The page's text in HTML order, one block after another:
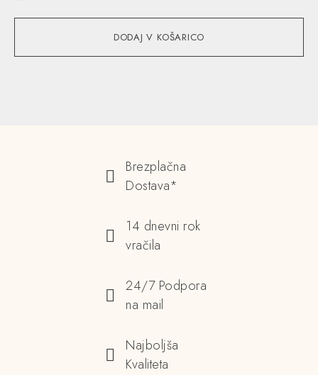
DODAJ V KOŠARICO
Brezplačna
Dostava*
14 dnevni rok
vračila
24/7 Podpora
na mail
Najboljša
Kvaliteta